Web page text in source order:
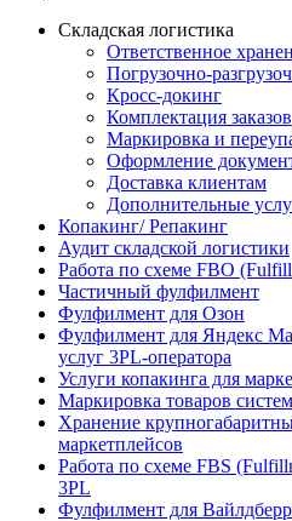
Складская логистика
Ответственное
Погрузочно-
Кросс-докинг
Комплектация заказов
Маркировка и
Оформление
Доставка клиентам
Дополнительные
Копакинг/ Репакинг
Аудит складской логистики
Работа по схеме FBO
Частичный фулфилмент
Фулфилмент для Озон
Фулфилмент для Яндекс
услуг 3PL-оператора
Услуги копакинга для
Маркировка товаров
Хранение
маркетплейсов
Работа по схеме FBS
3PL
Фулфилмент для